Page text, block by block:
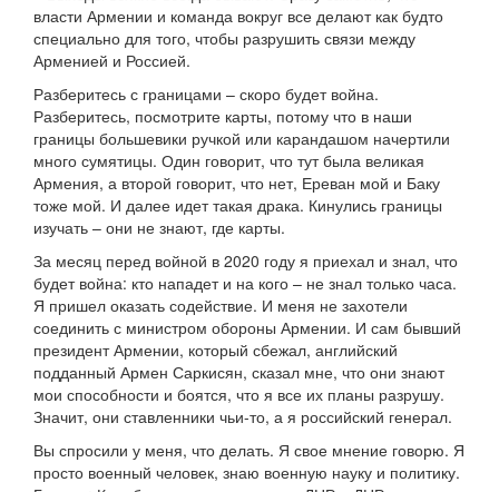
власти Армении и команда вокруг все делают как будто
специально для того, чтобы разрушить связи между
Арменией и Россией.
Разберитесь с границами – скоро будет война.
Разберитесь, посмотрите карты, потому что в наши
границы большевики ручкой или карандашом начертили
много сумятицы. Один говорит, что тут была великая
Армения, а второй говорит, что нет, Ереван мой и Баку
тоже мой. И далее идет такая драка. Кинулись границы
изучать – они не знают, где карты.
За месяц перед войной в 2020 году я приехал и знал, что
будет война: кто нападет и на кого – не знал только часа.
Я пришел оказать содействие. И меня не захотели
соединить с министром обороны Армении. И сам бывший
президент Армении, который сбежал, английский
подданный Армен Саркисян, сказал мне, что они знают
мои способности и боятся, что я все их планы разрушу.
Значит, они ставленники чьи-то, а я российский генерал.
Вы спросили у меня, что делать. Я свое мнение говорю. Я
просто военный человек, знаю военную науку и политику.